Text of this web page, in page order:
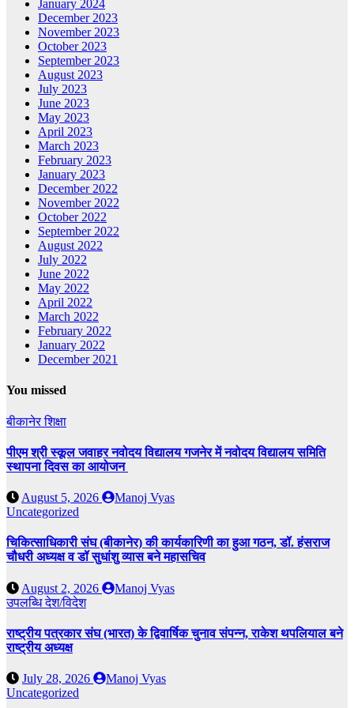
January 2024
December 2023
November 2023
October 2023
September 2023
August 2023
July 2023
June 2023
May 2023
April 2023
March 2023
February 2023
January 2023
December 2022
November 2022
October 2022
September 2022
August 2022
July 2022
June 2022
May 2022
April 2022
March 2022
February 2022
January 2022
December 2021
You missed
बीकानेरशिक्षा
पीएम श्री स्कूल जवाहर नवोदय विद्यालय गजनेर में नवोदय विद्यालय समिति
स्थापना दिवस का आयोजन
August 5, 2026
Manoj Vyas
Uncategorized
चिकित्साधिकारी संघ (बीकानेर) की कार्यकारिणी का हुआ गठन, डॉ. हंसराज
चौधरी अध्यक्ष व डॉ सुधांशु व्यास बने महासचिव
August 2, 2026
Manoj Vyas
उपलब्धिदेश/विदेश
राष्ट्रीय पत्रकार संघ (भारत) के द्विवार्षिक चुनाव संपन्न, राकेश थपलियाल बने
राष्ट्रीय अध्यक्ष
July 28, 2026
Manoj Vyas
Uncategorized